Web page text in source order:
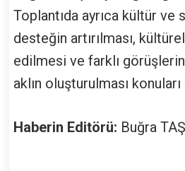
Toplantıda ayrıca kültür ve
desteğin artırılması,
edilmesi ve farklı
aklın oluşturulması konuları
Haberin Editörü: Buğra TAŞ